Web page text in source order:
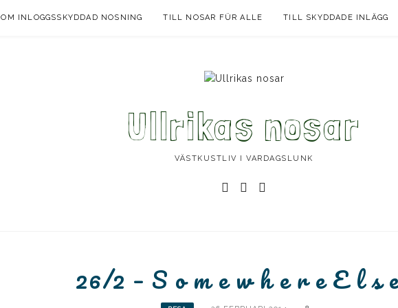
OM INLOGGSSKYDDAD NOSNING TILL NOSAR FÜR ALLE TILL SKYDDADE INLÄGG
Ullrikas nosar
VÄSTKUSTLIV I VARDAGSLUNK
Instagram
Facebook
26/2 – S o m e w h e r e E l s